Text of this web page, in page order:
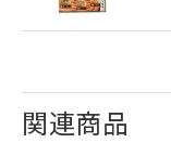
関連商品